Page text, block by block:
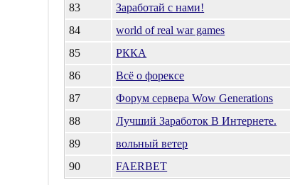
83
Заработай с нами!
84
world of real war games
85
РККА
86
Всё о форексе
87
Форум сервера Wow Generations
88
Лучший Заработок В Интернете.
89
вольный ветер
90
FAERBET